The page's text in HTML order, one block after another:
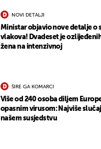
NOVI DETALJI
Ministar objavio nove detalje o
vlakova! Dvadeset je
žena na intenzivnoj
ŠIRE GA KOMARCI
Više od 240 osoba diljem
opasnim virusom: Najviše
našem susjedstvu